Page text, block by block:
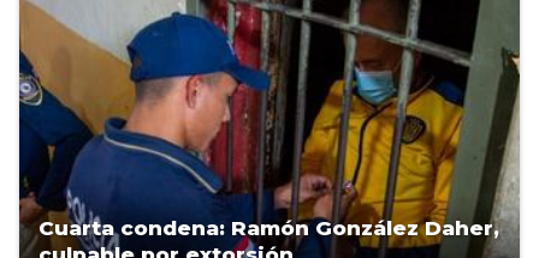
Cuarta condena: Ramón González Daher,